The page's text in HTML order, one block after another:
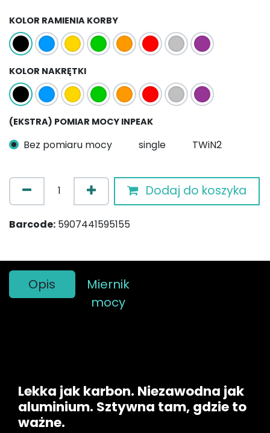
KOLOR RAMIENIA KORBY
KOLOR NAKRĘTKI
(EKSTRA) POMIAR MOCY INPEAK
Bez pomiaru mocy single TWiN2
Dodaj do koszyka
Barcode: 5907441595155
Opis
Miernik
mocy
Lekka jak karbon. Niezawodna jak
aluminium. Sztywna tam, gdzie to
ważne.